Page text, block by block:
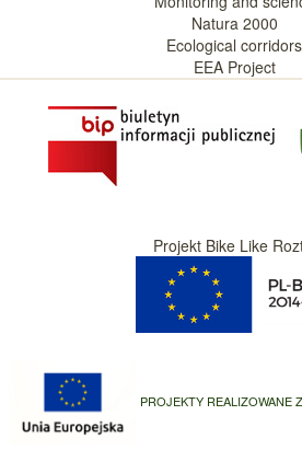
Natura 2000
Ecological corridors
EEA Project
Projekt Bike Like
PROJEKTY REALIZOWANE